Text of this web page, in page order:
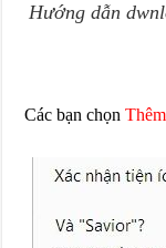
Hướng dẫn
Các bạn chọnThêm